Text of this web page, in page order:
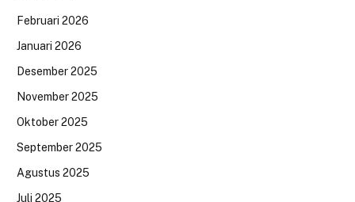
Februari 2026
Januari 2026
Desember 2025
November 2025
Oktober 2025
September 2025
Agustus 2025
Juli 2025